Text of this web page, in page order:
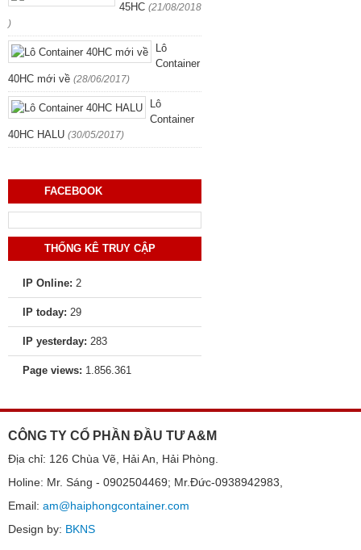
45HC (21/08/2018
)
Lô
Container
40HC mới về (28/06/2017)
Lô
Container
40HC HALU (30/05/2017)
FACEBOOK
THỐNG KÊ TRUY CẬP
IP Online: 2
IP today: 29
IP yesterday: 283
Page views: 1.856.361
CÔNG TY CỔ PHẦN ĐẦU TƯ A&M
Địa chỉ: 126 Chùa Vẽ, Hải An, Hải Phòng.
Holine: Mr. Sáng - 0902504469; Mr.Đức-0938942983,
Email: am@haiphongcontainer.com
Design by: BKNS